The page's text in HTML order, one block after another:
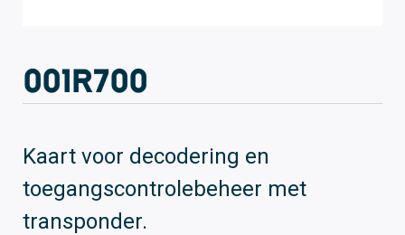
001R700
Kaart voor decodering en
toegangscontrolebeheer met
transponder.